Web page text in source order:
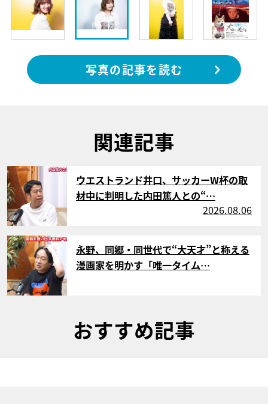
写真の記事を読む
関連記事
サムネイル
ウエストランド井口、サッカーW杯の取
材中に判明した内田篤人との“…
2026.08.06
サムネイル
永野、同郷・同世代で“大天才”と称える
漫画家を明かす「唯一タイム…
おすすめ記事